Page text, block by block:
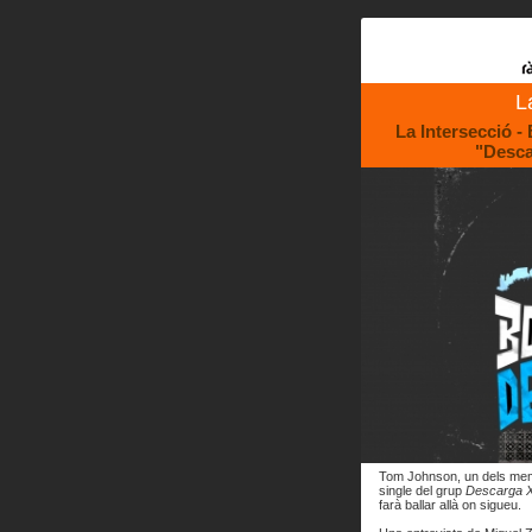
La Intersecció -
Tom Johnson, un dels
single del grup Descarga
farà ballar allà on sigueu.